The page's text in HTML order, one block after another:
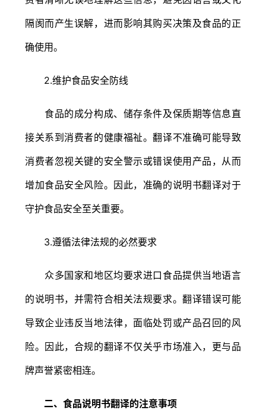
隔阂而产生误解，进而影响其购买决策及食品的正
确使用。
2.维护食品安全防线
食品的成分构成、储存条件及保质期等信息直
接关系到消费者的健康福祉。翻译不准确可能导致
消费者忽视关键的安全警示或错误使用产品，从而
增加食品安全风险。因此，准确的说明书翻译对于
守护食品安全至关重要。
3.遵循法律法规的必然要求
众多国家和地区均要求进口食品提供当地语言
的说明书，并需符合相关法规要求。翻译错误可能
导致企业违反当地法律，面临处罚或产品召回的风
险。因此，合规的翻译不仅关乎市场准入，更与品
牌声誉紧密相连。
二、食品说明书翻译的注意事项